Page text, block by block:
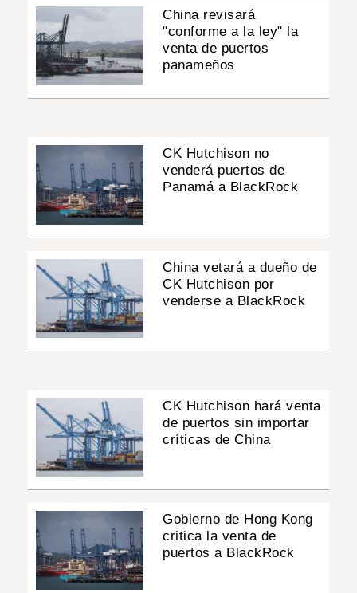
China revisará
"conforme a la ley" la
venta de puertos
panameños
CK Hutchison no
venderá puertos de
Panamá a BlackRock
China vetará a dueño de
CK Hutchison por
venderse a BlackRock
CK Hutchison hará venta
de puertos sin importar
críticas de China
Gobierno de Hong Kong
critica la venta de
puertos a BlackRock